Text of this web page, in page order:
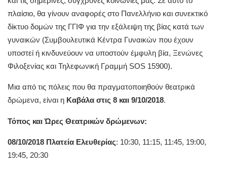
πλαίσιο, θα γίνουν αναφορές στο Πανελλήνιο και συνεκτικό
δίκτυο δομών της ΓΓΙΦ για την εξάλειψη της βίας κατά των
γυναικών (Συμβουλευτικά Κέντρα Γυναικών που έχουν
υποστεί ή κινδυνεύουν να υποστούν έμφυλη βία, Ξενώνες
Φιλοξενίας και Τηλεφωνική Γραμμή SOS 15900).
Μια από τις πόλεις που θα πραγματοποιηθούν θεατρικά
δρώμενα, είναι η Καβάλα στις 8 και 9/10/2018.
Τόπος και Ώρες Θεατρικών δρώμενων:
08/10/2018 Πλατεία Ελευθερίας: 10:30, 11:15, 11:45, 19:00,
19:45, 20:30